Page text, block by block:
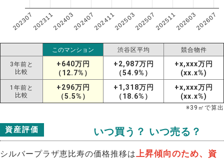
202307202311202403202407202411202503202507202511202603202607
このマンション 渋谷区平均 競合物件
3年前と
比較
+640万円
（12.7%）
+2,987万円
（54.9%）
+x,xxx万円
(xx.x%)
1年前と
比較
+296万円
（5.5%）
+1,318万円
（18.6%）
+x,xxx万円
(xx.x%)
※39 ㎡で算出
資産評価 いつ買う？ いつ売る？
シルバープラザ恵比寿の価格推移は 上昇傾向のため、資